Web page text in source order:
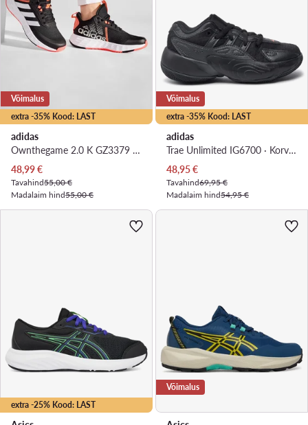
extra -35% Kood: LAST
Võimalus
adidas
Ownthegame 2.0 K GZ3379 · Korvpallijalatsid
Praegune hind
48,99€
Tavahind55,00 €
Madalaim hind55,00 €
extra -35% Kood: LAST
Võimalus
adidas
Trae Unlimited IG6700 · Korvpallijalatsid
Praegune hind
48,95€
Tavahind69,95 €
Madalaim hind54,95 €
extra -25% Kood: LAST
Võimalus